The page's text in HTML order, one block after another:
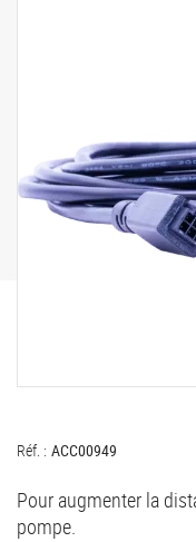
Réf. : ACC00949
Pour augmenter la
pompe.